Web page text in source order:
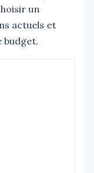
un
actuels et
budget.